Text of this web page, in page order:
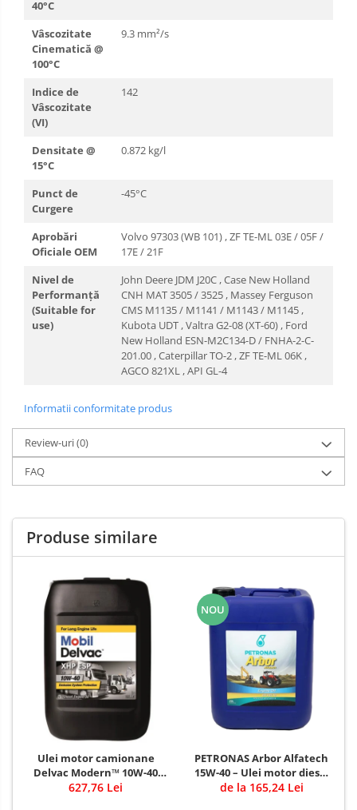
40°C
Vâscozitate
Cinematică @
100°C
9.3 mm²/s
Indice de
Vâscozitate
(VI)
142
Densitate @
15°C
0.872 kg/l
Punct de
Curgere
-45°C
Aprobări
Oficiale OEM
Volvo 97303 (WB 101) , ZF TE-ML 03E / 05F /
17E / 21F
Nivel de
Performanță
(Suitable for
use)
John Deere JDM J20C , Case New Holland
CNH MAT 3505 / 3525 , Massey Ferguson
CMS M1135 / M1141 / M1143 / M1145 ,
Kubota UDT , Valtra G2-08 (XT-60) , Ford
New Holland ESN-M2C134-D / FNHA-2-C-
201.00 , Caterpillar TO-2 , ZF TE-ML 06K ,
AGCO 821XL , API GL-4
Informatii conformitate produs
Review-uri(0)
FAQ
Produse similare
Ulei motor camionane
Delvac Modern™ 10W-40
Advanced Protection (fost
627,76 Lei
NOU
PETRONAS Arbor Alfatech
15W-40 – Ulei motor diesel
pentru utilaje agricole și
de la 165,24 Lei